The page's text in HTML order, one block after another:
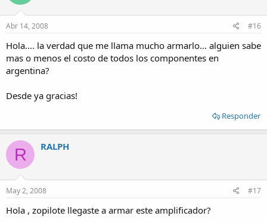
Abr 14, 2008 #16
Hola.... la verdad que me llama mucho armarlo... alguien sabe
mas o menos el costo de todos los componentes en
argentina?
Desde ya gracias!
Responder
R RALPH
May 2, 2008 #17
Hola , zopilote llegaste a armar este amplificador?